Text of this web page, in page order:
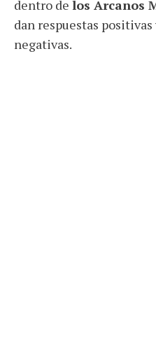
dentro de los Arcanos
dan respuestas
negativas.